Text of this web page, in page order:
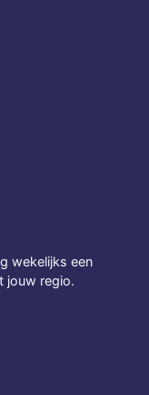
wekelijks een
jouw regio.